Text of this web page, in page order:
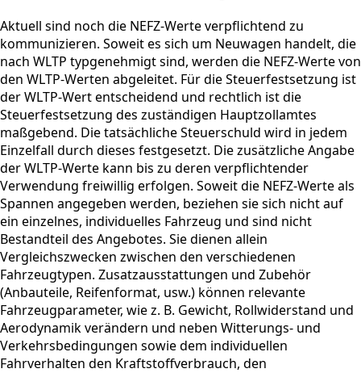
Aktuell sind noch die NEFZ-Werte verpflichtend zu
kommunizieren. Soweit es sich um Neuwagen handelt, die
nach WLTP typgenehmigt sind, werden die NEFZ-Werte von
den WLTP-Werten abgeleitet. Für die Steuerfestsetzung ist
der WLTP-Wert entscheidend und rechtlich ist die
Steuerfestsetzung des zuständigen Hauptzollamtes
maßgebend. Die tatsächliche Steuerschuld wird in jedem
Einzelfall durch dieses festgesetzt. Die zusätzliche Angabe
der WLTP-Werte kann bis zu deren verpflichtender
Verwendung freiwillig erfolgen. Soweit die NEFZ-Werte als
Spannen angegeben werden, beziehen sie sich nicht auf
ein einzelnes, individuelles Fahrzeug und sind nicht
Bestandteil des Angebotes. Sie dienen allein
Vergleichszwecken zwischen den verschiedenen
Fahrzeugtypen. Zusatzausstattungen und Zubehör
(Anbauteile, Reifenformat, usw.) können relevante
Fahrzeugparameter, wie z. B. Gewicht, Rollwiderstand und
Aerodynamik verändern und neben Witterungs- und
Verkehrsbedingungen sowie dem individuellen
Fahrverhalten den Kraftstoffverbrauch, den